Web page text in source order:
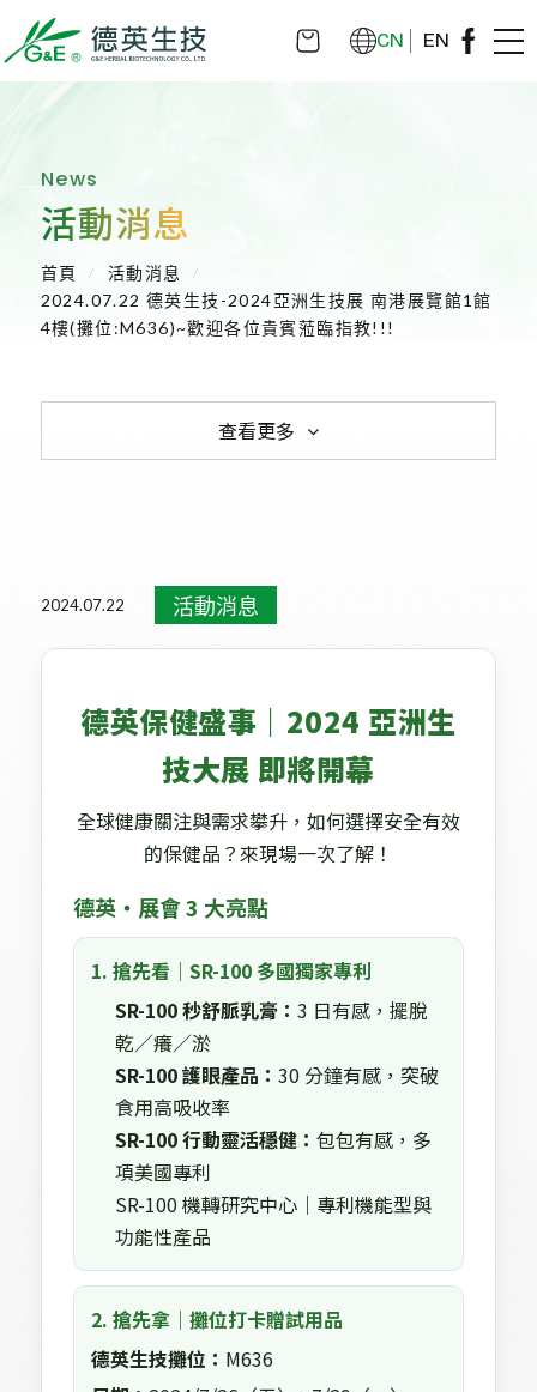
CN EN
News
活動消息
首頁
活動消息
2024.07.22 德英生技-2024亞洲生技展 南港展覽館1館
4樓(攤位:M636)~歡迎各位貴賓蒞臨指教!!!
查看更多
2024.07.22 活動消息
德英保健盛事｜2024 亞洲生
技大展 即將開幕
全球健康關注與需求攀升，如何選擇安全有效
的保健品？來現場一次了解！
德英・展會 3 大亮點
1. 搶先看｜SR-100 多國獨家專利
SR-100 秒舒脈乳膏： 3 日有感，擺脫
乾／癢／淤
SR-100 護眼產品： 30 分鐘有感，突破
食用高吸收率
SR-100 行動靈活穩健： 包包有感，多
項美國專利
SR-100 機轉研究中心｜專利機能型與
功能性產品
2. 搶先拿｜攤位打卡贈試用品
德英生技攤位： M636